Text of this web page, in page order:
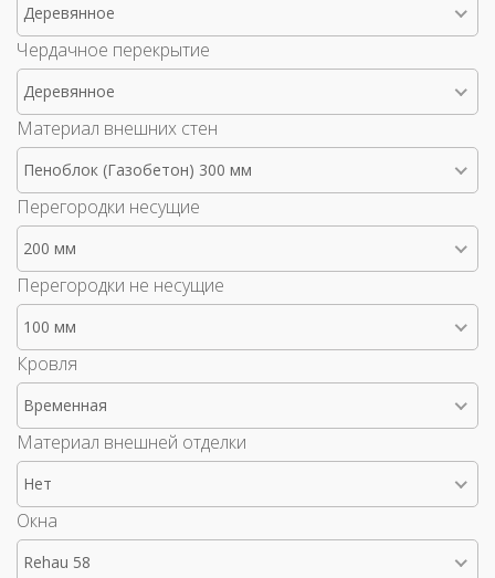
Деревянное
Чердачное перекрытие
Деревянное
Материал внешних стен
Пеноблок (Газобетон) 300 мм
Перегородки несущие
200 мм
Перегородки не несущие
100 мм
Кровля
Временная
Материал внешней отделки
Нет
Окна
Rehau 58